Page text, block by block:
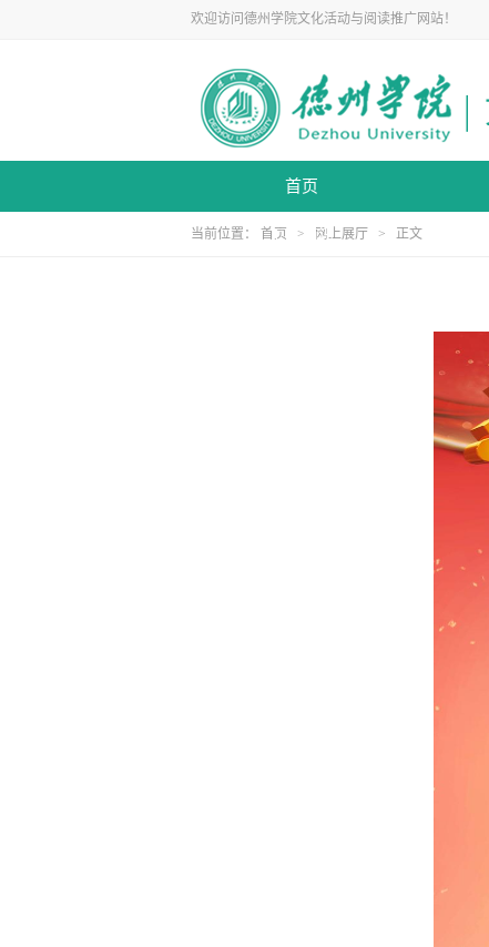
欢迎访问德州学院文化活动与阅读推广网站！
首页
工作简讯
当前位置： 首页 > 网上展厅 > 正文